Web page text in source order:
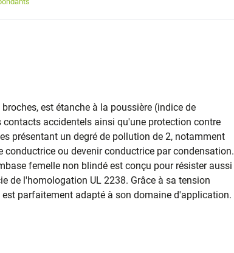
est étanche à la poussière (indice de
accidentels ainsi qu'une protection contre
présentant un degré de pollution de 2, notamment
ou devenir conductrice par condensation.
femelle non blindé est conçu pour résister aussi
de l'homologation UL 2238. Grâce à sa tension
parfaitement adapté à son domaine d'application.